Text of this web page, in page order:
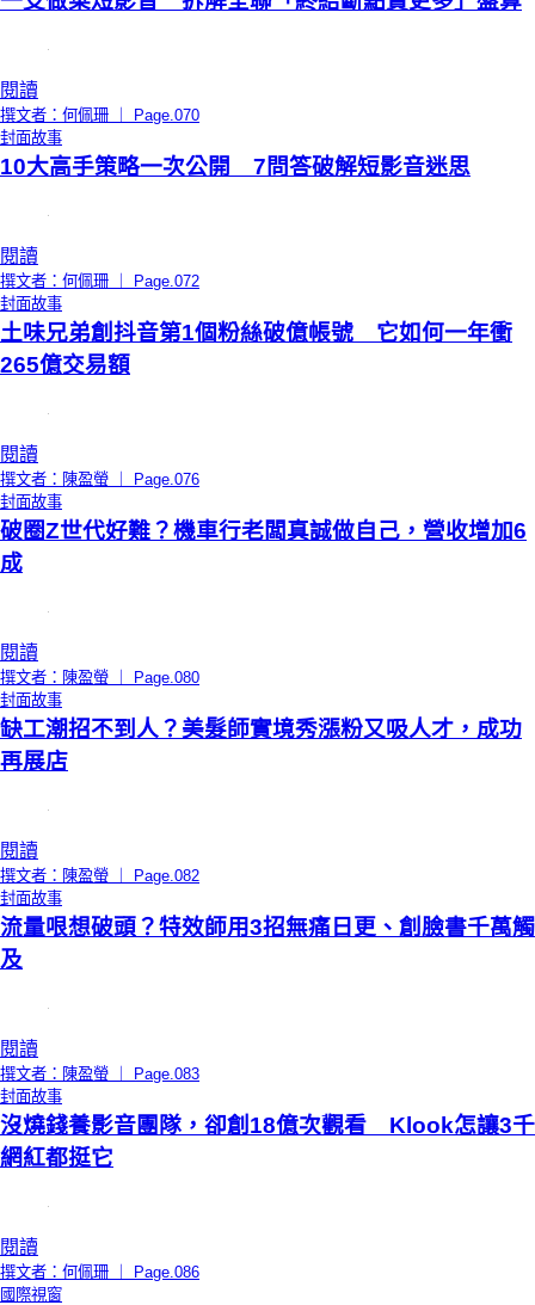
閱讀
撰文者：何佩珊 ｜ Page.070
封面故事
10大高手策略一次公開 7問答破解短影音迷思
閱讀
撰文者：何佩珊 ｜ Page.072
封面故事
土味兄弟創抖音第1個粉絲破億帳號 它如何一年衝
265億交易額
閱讀
撰文者：陳盈螢 ｜ Page.076
封面故事
破圈Z世代好難？機車行老闆真誠做自己，營收增加6
成
閱讀
撰文者：陳盈螢 ｜ Page.080
封面故事
缺工潮招不到人？美髮師實境秀漲粉又吸人才，成功
再展店
閱讀
撰文者：陳盈螢 ｜ Page.082
封面故事
流量哏想破頭？特效師用3招無痛日更、創臉書千萬觸
及
閱讀
撰文者：陳盈螢 ｜ Page.083
封面故事
沒燒錢養影音團隊，卻創18億次觀看 Klook怎讓3千
網紅都挺它
閱讀
撰文者：何佩珊 ｜ Page.086
國際視窗